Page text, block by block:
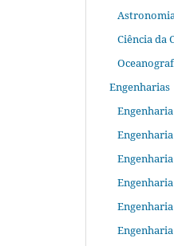
Ciência da
Engenharias